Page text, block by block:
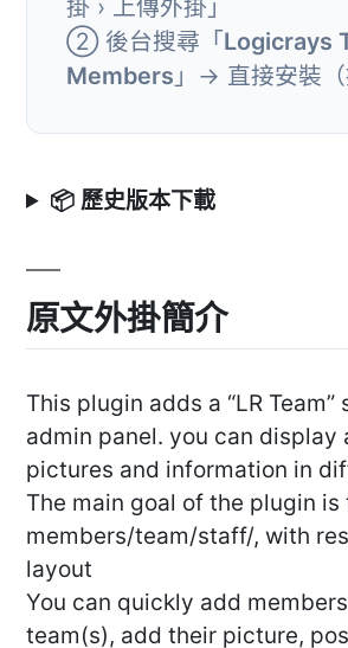
掛 › 上傳外掛」
② 後台搜尋「Logicrays
Members 」→ 直接安裝（
📦 歷史版本下載
原文外掛簡介
This plugin adds a “LR
admin panel. you can display
pictures and information in
The main goal of the plugin
members/team/staff/, with
layout
You can quickly add
team(s), add their picture,